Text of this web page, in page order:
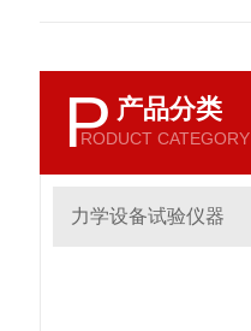
P 产品分类
RODUCT CATEGORY
力学设备试验仪器